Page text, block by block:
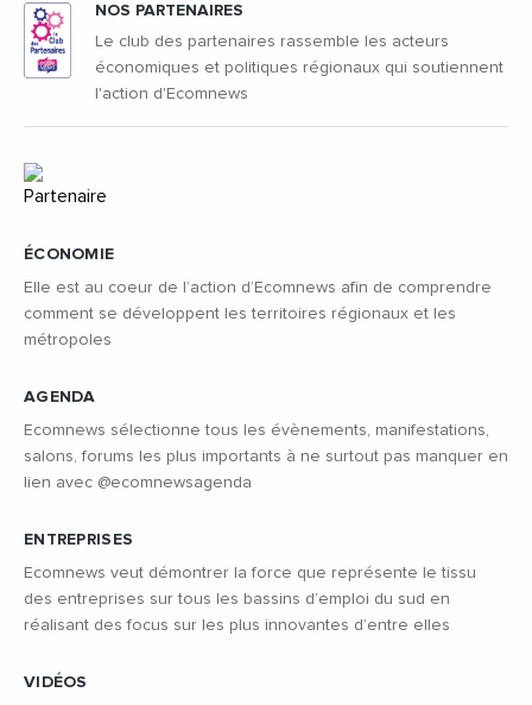
ÉCONOMIE
Elle est au coeur de l’action d’Ecomnews afin de comprendre
comment se développent les territoires régionaux et les
métropoles
AGENDA
Ecomnews sélectionne tous les évènements, manifestations,
salons, forums les plus importants à ne surtout pas manquer en
lien avec @ecomnewsagenda
ENTREPRISES
Ecomnews veut démontrer la force que représente le tissu
des entreprises sur tous les bassins d’emploi du sud en
réalisant des focus sur les plus innovantes d’entre elles
VIDÉOS
NOS PARTENAIRES
Le club des partenaires rassemble les acteurs
économiques et politiques régionaux qui soutiennent
l'action d'Ecomnews